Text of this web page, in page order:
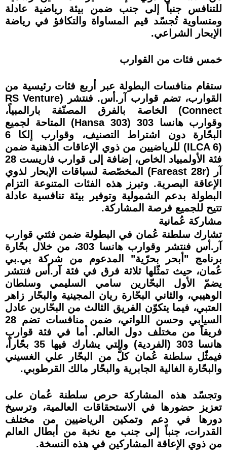
للتنافس جنباً إلى جنب ضمن بيئة رياضية عادلة
ومتساوية تُجسّد قيم المساواة والتكافؤ في رياضة
الإبحار الشراعي.
خمس فئات من القوارب
ستقام منافسات البطولة عبر أربع فئات رئيسية من
القوارب، تضم قوارب آر.أس. فنتشر (RS Venture
Connect) الخاصة بالفرق المصنّفة بارالمبياً،
وقوارب هانسا 303 (Hansa 303) المتاحة لجميع
البحّارة دون اشتراط التصنيف، وقوارب إلكا 6
(ILCA 6) للرياضيين من ذوي الإعاقات الذهنية ضمن
فئة الأولمبياد الخاص، إضافة إلى قوارب فاريست 28
آر (Fareast 28r) المخصّصة لسباقات الإبحار لذوي
الإعاقة البصرية. وتبرز هذه الفئات المتنوعة التزام
البطولة بدعم الشمولية وتوفير بيئة تنافسية عادلة
تتيح للجميع فرصة المشاركة.
مشاركة عُمانية
تشارك سلطنة عُمان في البطولة ضمن فئتي قوارب
آر.أس فنتشر وقوارب هانسا 303، من خلال بحّارة
برنامج "أبحر بحرّية" المدعوم من شركة بي.بي
عُمان، حيث تمثّلها ثلاثة فرق في فئة آر.أس فنتشر
يضمّ الأول البحّارين سامي السليمي وسلطان
الوهيبي، والثاني البحّارة ريان المجينية والبحّار زاهر
العتبي، فيما يتكوّن الفريق الثالث من البحّارين عادل
السيابي وحسن اللواتي، ضمن منافسات تضم 28
فريقاً من مختلف دول العالم. أما في فئة قوارب
هانسا 303 (الفردية) والتي يشارك فيها 35 بحّاراً،
فيمثّل سلطنة عُمان كلٌّ من البحّار علي الغسيني
والبحّارة الغالية الجابرية والبحّار مالك القرطوبي.
وتجسّد هذه المشاركة حرص سلطنة عُمان على
تعزيز حضورها في الاستحقاقات العالمية، وترسيخ
دورها في دعم وتمكين الرياضيين من مختلف
القدرات، جنباً إلى جنب مع نخبة من أبطال العالم
من ذوي الإعاقة المشاركين في هذه النسخة.